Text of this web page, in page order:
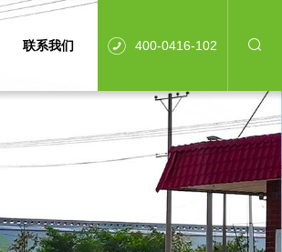
联系我们 400-0416-102